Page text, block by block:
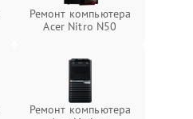
Ремонт компьютера
Acer Nitro N50
Ремонт компьютера